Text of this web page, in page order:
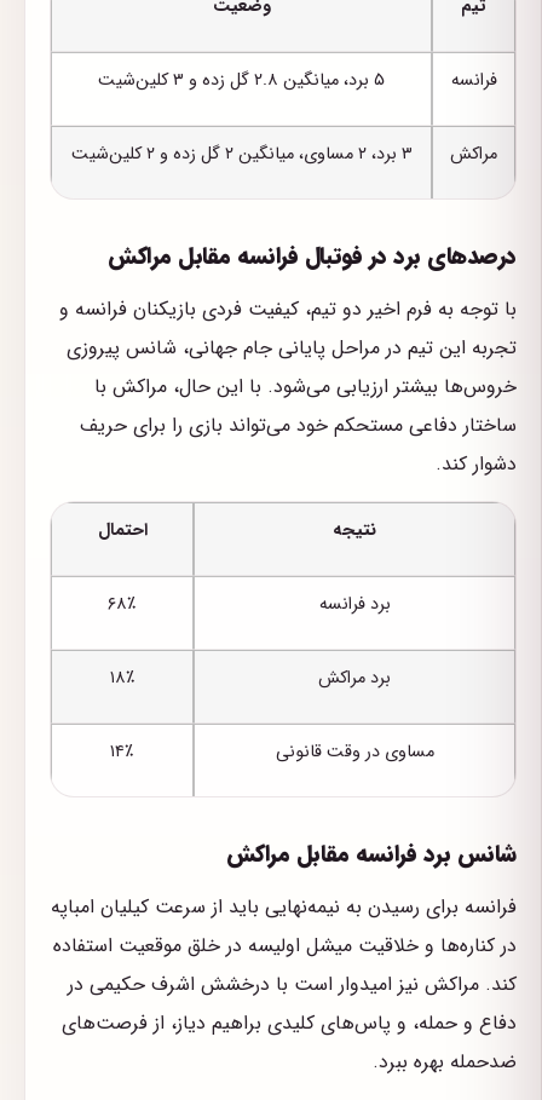
تیم وضعیت
فرانسه ۵ برد، میانگین ۲.۸ گل زده و ۳ کلین‌شیت
مراکش ۳ برد، ۲ مساوی، میانگین ۲ گل زده و ۲ کلین‌شیت
درصدهای برد در فوتبال فرانسه مقابل مراکش
با توجه به فرم اخیر دو تیم، کیفیت فردی بازیکنان فرانسه و
تجربه این تیم در مراحل پایانی جام جهانی، شانس پیروزی
خروس‌ها بیشتر ارزیابی می‌شود. با این حال، مراکش با
ساختار دفاعی مستحکم خود می‌تواند بازی را برای حریف
دشوار کند.
نتیجه احتمال
برد فرانسه ۶۸٪
برد مراکش ۱۸٪
مساوی در وقت قانونی ۱۴٪
شانس برد فرانسه مقابل مراکش
فرانسه برای رسیدن به نیمه‌نهایی باید از سرعت کیلیان امباپه
در کناره‌ها و خلاقیت میشل اولیسه در خلق موقعیت استفاده
کند. مراکش نیز امیدوار است با درخشش اشرف حکیمی در
دفاع و حمله، و پاس‌های کلیدی براهیم دیاز، از فرصت‌های
ضدحمله بهره ببرد.